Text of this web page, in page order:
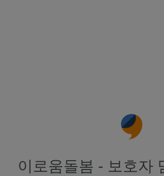
이로움돌봄 - 보호자